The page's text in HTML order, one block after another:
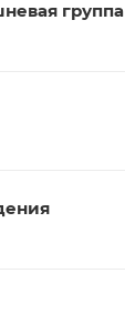
группа